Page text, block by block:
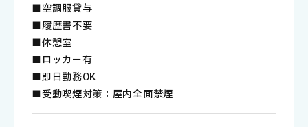
■空調服貸与
■履歴書不要
■休憩室
■ロッカー有
■即日勤務OK
■受動喫煙対策：屋内全面禁煙